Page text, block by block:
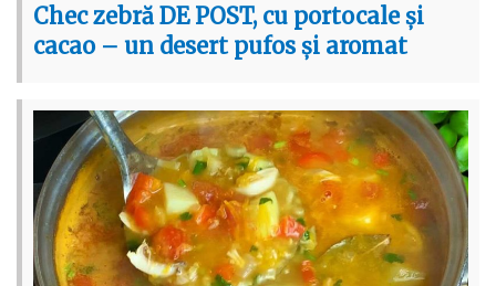
Chec zebră DE POST, cu portocale și
cacao – un desert pufos și aromat